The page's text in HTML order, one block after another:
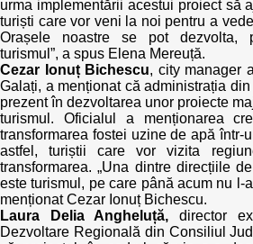
urma implementării acestui proiect să
turiști care vor veni la noi pentru a
Orașele noastre se pot dezvolta,
turismul”, a spus Elena Mereuță.
Cezar Ionuț Bichescu, city manager
Galați, a menționat că administrația
prezent în dezvoltarea unor proiecte
turismul. Oficialul a menționarea
transformarea fostei uzine de apă într-
astfel, turiștii care vor vizita
transformarea. „Una dintre direcțiile
este turismul, pe care până acum nu l-
menționat Cezar Ionuț Bichescu.
Laura Delia Angheluță, director
Dezvoltare Regională din Consiliul